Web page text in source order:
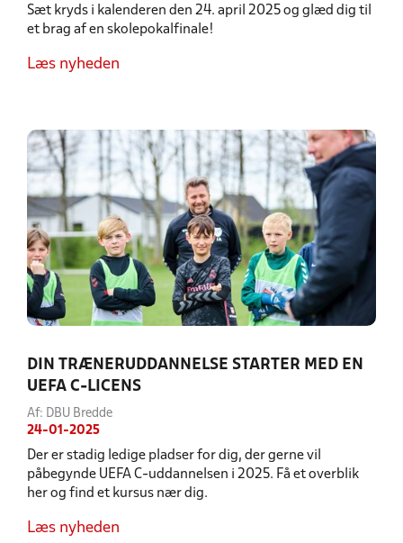
Sæt kryds i kalenderen den 24. april 2025 og glæd dig til
et brag af en skolepokalfinale!
Læs nyheden
DIN TRÆNERUDDANNELSE STARTER MED EN
UEFA C-LICENS
Af: DBU Bredde
24-01-2025
Der er stadig ledige pladser for dig, der gerne vil
påbegynde UEFA C-uddannelsen i 2025. Få et overblik
her og find et kursus nær dig.
Læs nyheden